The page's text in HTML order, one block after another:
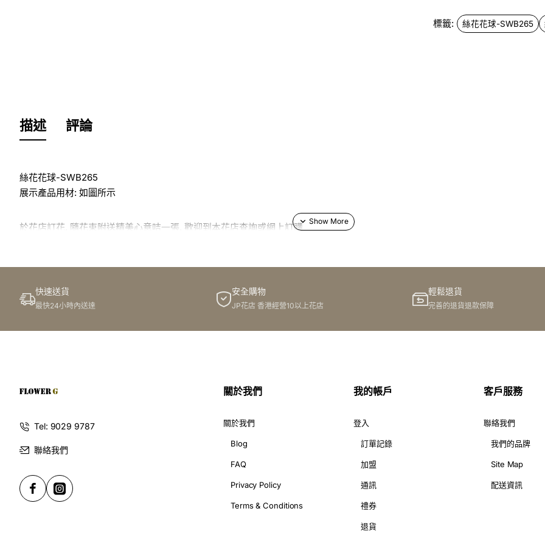
標籤: 絲花花球-SWB265
描述 評論
絲花花球-SWB265
展示產品用材: 如圖所示
於花店訂花, 隨花束附送精美心意咭一張, 歡迎到本花店查詢或網上訂購
此花束價格不適用於(情人節期間 4/2-16/2)
快速送貨
最快24小時內送達
安全購物
JP花店 香港經營10以上花店
輕鬆退貨
完善的退貨退款保障
Tel: 9029 9787
聯絡我們
關於我們
關於我們
Blog
FAQ
Privacy Policy
Terms & Conditions
我的帳戶
登入
訂單記錄
加盟
通訊
禮券
退貨
客戶服務
聯絡我們
我們的品牌
Site Map
配送資訊